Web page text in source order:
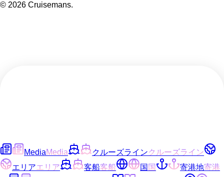
© 2026 Cruisemans.
MediaMedia クルーズラインクルーズライン
エリアエリア 客船客船 国国 寄港地寄港